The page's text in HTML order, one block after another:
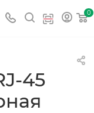
0
45